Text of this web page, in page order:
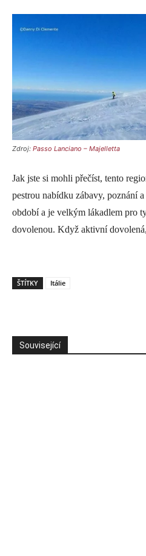
Zdroj: Passo Lanciano – Majelletta
Jak jste si mohli přečíst, tento
pestrou nabídku zábavy, poznání
období a je velkým lákadlem pro
dovolenou. Když aktivní
ŠTÍTKY Itálie
Související